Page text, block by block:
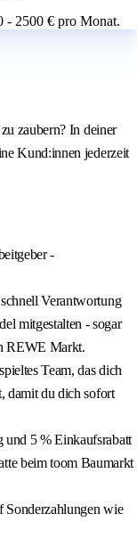
- 2500 € pro Monat.
zaubern? In deiner
Kund:innen jederzeit
-
Verantwortung
mitgestalten - sogar
REWE Markt.
Team, das dich
damit du dich sofort
und 5 % Einkaufsrabatt
beim toom Baumarkt
Sonderzahlungen wie